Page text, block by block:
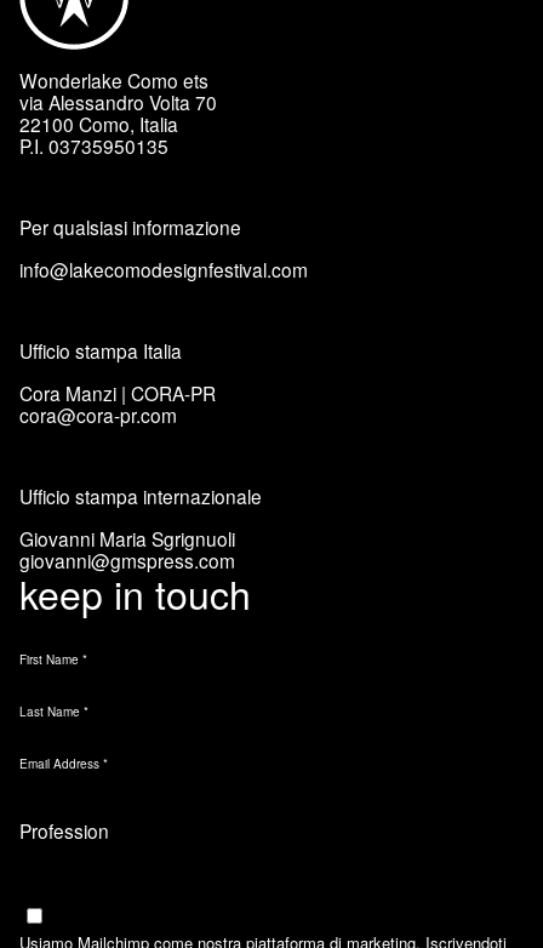
Wonderlake Como ets
via Alessandro Volta 70
22100 Como, Italia
P.I. 03735950135
Per qualsiasi informazione
info@lakecomodesignfestival.com
Ufficio stampa Italia
Cora Manzi | CORA-PR
cora@cora-pr.com
Ufficio stampa internazionale
Giovanni Maria Sgrignuoli
giovanni@gmspress.com
keep in touch
First Name *
Last Name *
Email Address *
Usiamo Mailchimp come nostra piattaforma di marketing. Iscrivendoti